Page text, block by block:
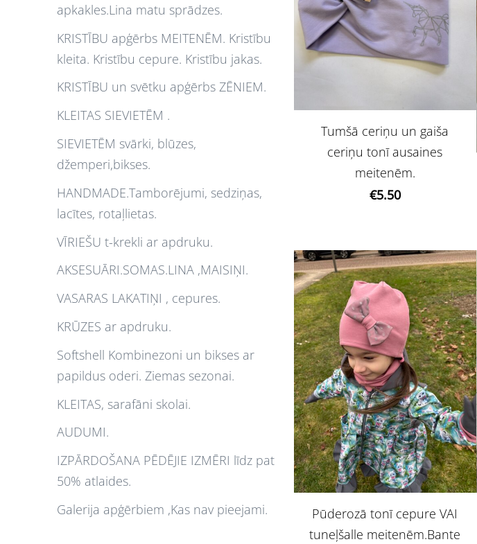
apkakles.Lina matu sprādzes.
KRISTĪBU apģērbs MEITENĒM. Kristību
kleita. Kristību cepure. Kristību jakas.
KRISTĪBU un svētku apģērbs ZĒNIEM.
KLEITAS SIEVIETĒM .
SIEVIETĒM svārki, blūzes,
džemperi,bikses.
HANDMADE.Tamborējumi, sedziņas,
lacītes, rotaļlietas.
VĪRIEŠU t-krekli ar apdruku.
AKSESUĀRI.SOMAS.LINA ,MAISIŅI.
VASARAS LAKATIŅI , cepures.
KRŪZES ar apdruku.
Softshell Kombinezoni un bikses ar
papildus oderi. Ziemas sezonai.
KLEITAS, sarafāni skolai.
AUDUMI.
IZPĀRDOŠANA PĒDĒJIE IZMĒRI līdz pat
50% atlaides.
Galerija apģērbiem ,Kas nav pieejami.
Tumšā ceriņu un gaiša
ceriņu tonī ausaines
meitenēm.
€5.50
Pūderozā tonī cepure VAI
tuneļšalle meitenēm.Bante